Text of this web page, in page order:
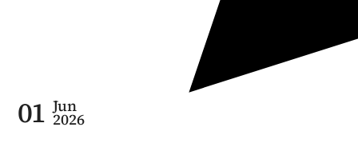
01 Jun
2026